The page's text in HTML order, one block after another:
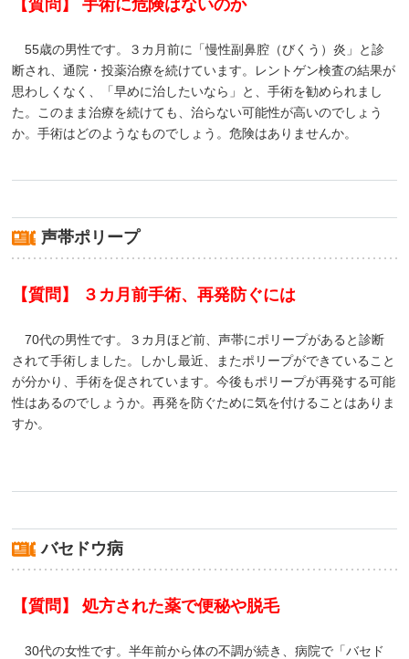
【質問】 手術に危険はないのか
55歳の男性です。３カ月前に「慢性副鼻腔（びくう）炎」と診
断され、通院・投薬治療を続けています。レントゲン検査の結果が
思わしくなく、「早めに治したいなら」と、手術を勧められまし
た。このまま治療を続けても、治らない可能性が高いのでしょう
か。手術はどのようなものでしょう。危険はありませんか。
声帯ポリープ
【質問】 ３カ月前手術、再発防ぐには
70代の男性です。３カ月ほど前、声帯にポリープがあると診断
されて手術しました。しかし最近、またポリープができていること
が分かり、手術を促されています。今後もポリープが再発する可能
性はあるのでしょうか。再発を防ぐために気を付けることはありま
すか。
バセドウ病
【質問】 処方された薬で便秘や脱毛
30代の女性です。半年前から体の不調が続き、病院で「バセド